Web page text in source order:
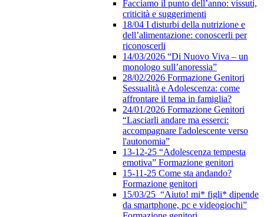
Facciamo il punto dell’anno: vissuti,
criticità e suggerimenti
18/04 I disturbi della nutrizione e
dell’alimentazione: conoscerli per
riconoscerli
14/03/2026 “Di Nuovo Viva – un
monologo sull’anoressia”
28/02/2026 Formazione Genitori
Sessualità e Adolescenza: come
affrontare il tema in famiglia?
24/01/2026 Formazione Genitori
“Lasciarli andare ma esserci:
accompagnare l'adolescente verso
l'autonomia”
13-12-25 “Adolescenza tempesta
emotiva” Formazione genitori
15-11-25 Come sta andando?
Formazione genitori
15/03/25 “Aiuto! mi* figli* dipende
da smartphone, pc e videogiochi”